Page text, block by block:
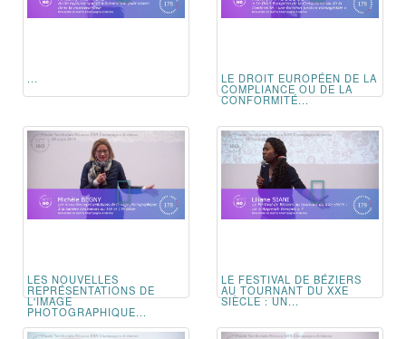
... LE DROIT EUROPÉEN DE LA
COMPLIANCE OU DE LA
CONFORMITÉ...
LES NOUVELLES
REPRÉSENTATIONS DE
L'IMAGE
PHOTOGRAPHIQUE...
LE FESTIVAL DE BÉZIERS
AU TOURNANT DU XXE
SIÈCLE : UN...